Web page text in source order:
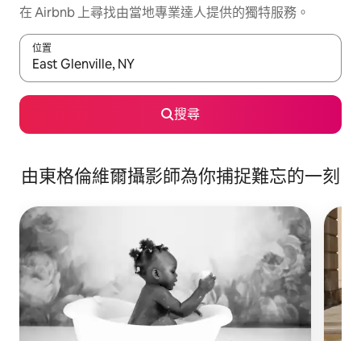
在 Airbnb 上尋找由當地專業達人提供的獨特服務。
位置
如有搜尋結果，瀏覽內容時請使用上下箭頭，或輕點、滑動裝置。
搜尋
由東格倫維爾攝影師為你捕捉難忘的一刻